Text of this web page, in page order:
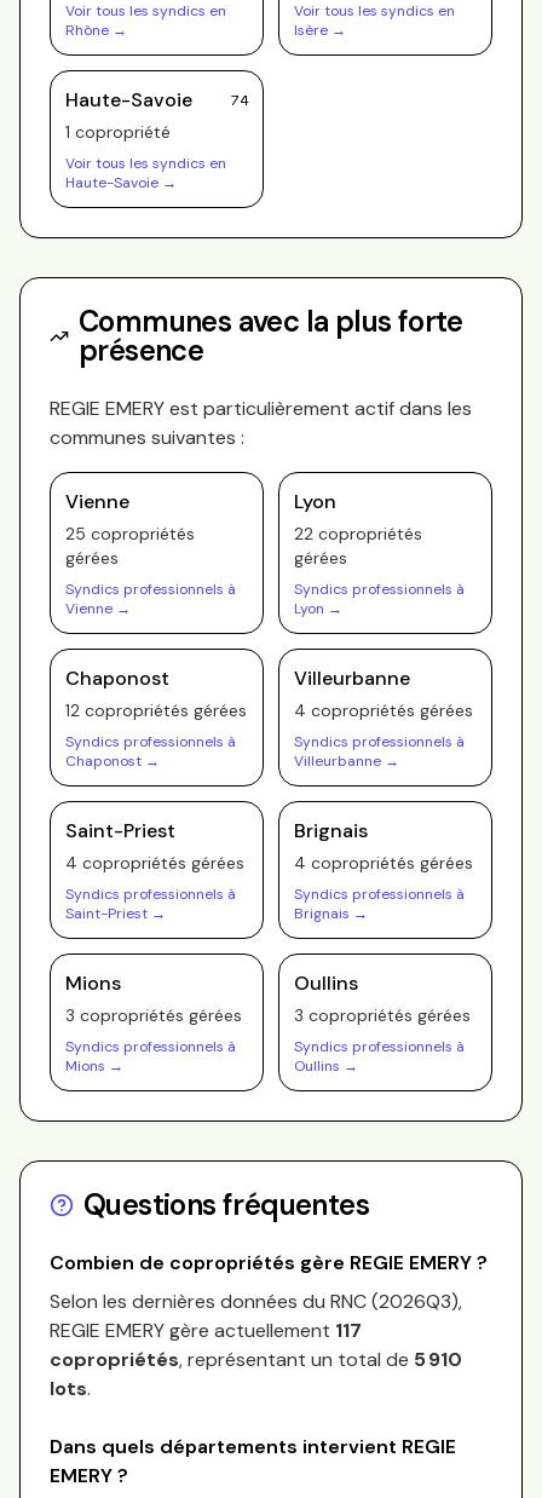
Voir tous les syndics en
Rhône →
Voir tous les syndics en
Isère →
Haute-Savoie 74
1 copropriété
Voir tous les syndics en
Haute-Savoie →
Communes avec la plus forte
présence
REGIE EMERYest particulièrement actif dans les
communes suivantes :
Vienne
25 copropriétés
gérées
Syndics professionnels à
Vienne →
Lyon
22 copropriétés
gérées
Syndics professionnels à
Lyon →
Chaponost
12 copropriétés gérées
Syndics professionnels à
Chaponost →
Villeurbanne
4 copropriétés gérées
Syndics professionnels à
Villeurbanne →
Saint-Priest
4 copropriétés gérées
Syndics professionnels à
Saint-Priest →
Brignais
4 copropriétés gérées
Syndics professionnels à
Brignais →
Mions
3 copropriétés gérées
Syndics professionnels à
Mions →
Oullins
3 copropriétés gérées
Syndics professionnels à
Oullins →
Questions fréquentes
Combien de copropriétés gère REGIE EMERY?
Selon les dernières données du RNC (2026Q3),
REGIE EMERYgère actuellement 117
copropriétés, représentant un total de 5 910
lots.
Dans quels départements intervient REGIE
EMERY?